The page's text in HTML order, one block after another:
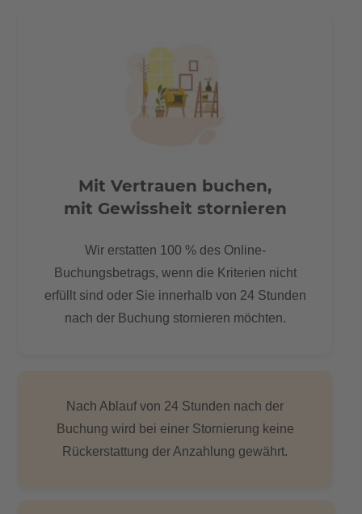
Mit Vertrauen buchen,
mit Gewissheit stornieren
Wir erstatten 100 % des Online-
Buchungsbetrags, wenn die Kriterien nicht
erfüllt sind oder Sie innerhalb von 24 Stunden
nach der Buchung stornieren möchten.
Nach Ablauf von 24 Stunden nach der
Buchung wird bei einer Stornierung keine
Rückerstattung der Anzahlung gewährt.